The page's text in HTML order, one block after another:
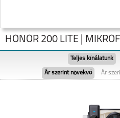
HONOR 200 LITE |
Teljes kínálatunk
Ár szerint növekvő Ár